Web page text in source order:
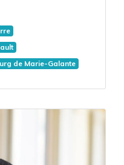
de Marie-Galante